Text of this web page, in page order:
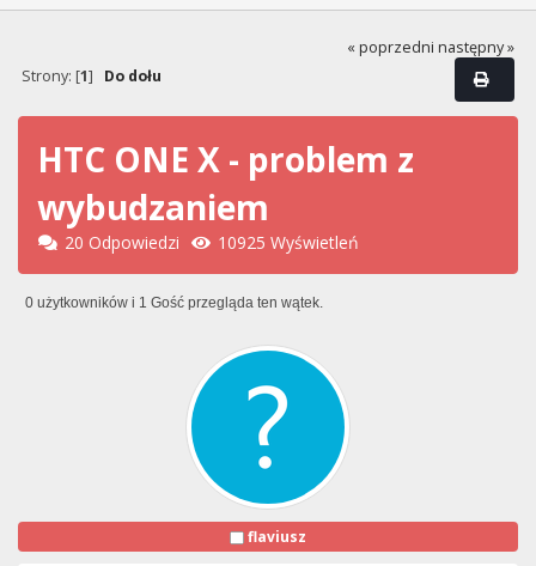
« poprzedni następny »
Strony: [1] Do dołu
HTC ONE X - problem z
wybudzaniem
20 Odpowiedzi 10925 Wyświetleń
0 użytkowników i 1 Gość przegląda ten wątek.
flaviusz